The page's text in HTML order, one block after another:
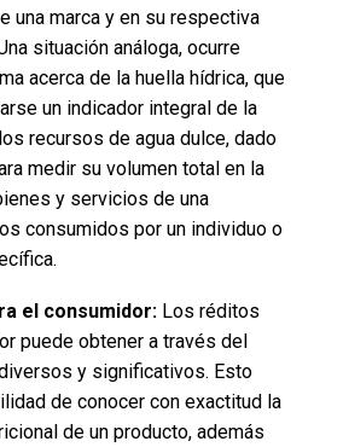
una marca y en su respectiva
situación análoga, ocurre
acerca de la huella hídrica, que
un indicador integral de la
recursos de agua dulce, dado
medir su volumen total en la
y servicios de una
consumidos por un individuo o
el consumidor: Los réditos
puede obtener a través del
y significativos. Esto
de conocer con exactitud la
de un producto, además